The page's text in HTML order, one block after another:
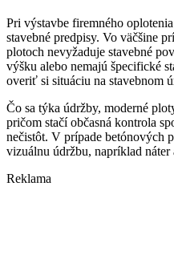
Pri výstavbe firemného
stavebné predpisy. Vo väčšine
plotoch nevyžaduje stavebné
výšku alebo nemajú špecifické
overiť si situáciu na stavebnom
Čo sa týka údržby, moderné
pričom stačí občasná kontrola
nečistôt. V prípade betónových
vizuálnu údržbu, napríklad
Reklama